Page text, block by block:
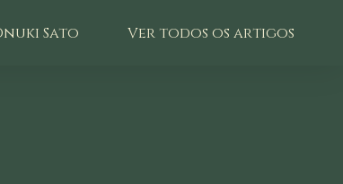
Sato Ver todos os artigos